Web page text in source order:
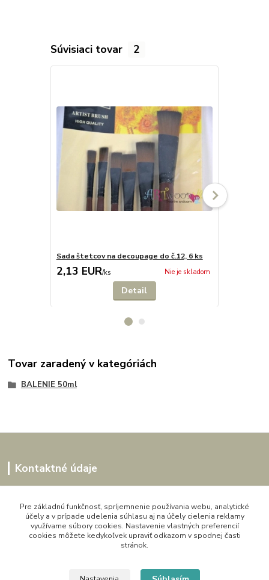
Súvisiaci tovar 2
Sada štetcov na decoupage do č.12, 6 ks
2,13 EUR/ks Nie je skladom
Detail
Tovar zaradený v kategóriách
BALENIE 50ml
Kontaktné údaje
0907864188
pon. - pia. 9,00 do 16,00h
artwood.nelly@gmail.com
Pre základnú funkčnosť, spríjemnenie používania webu, analytické
účely a v prípade udelenia súhlasu aj na účely cielenia reklamy
využívame súbory cookies. Nastavenie vlastných preferencií
cookies môžete kedykoľvek upraviť odkazom v spodnej časti
stránok.